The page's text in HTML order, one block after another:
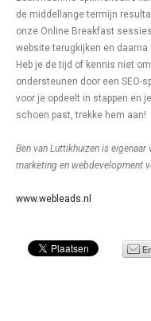
de middellange termijn
onze Online Breakfast
website terugkijken en
Heb je de tijd of kennis niet
ondersteunen door een
voor je opdeelt in stappen en
schoen past, trekke hem aan!
Ben van Luttikhuizen is
marketing en webdevelopment
www.webleads.nl